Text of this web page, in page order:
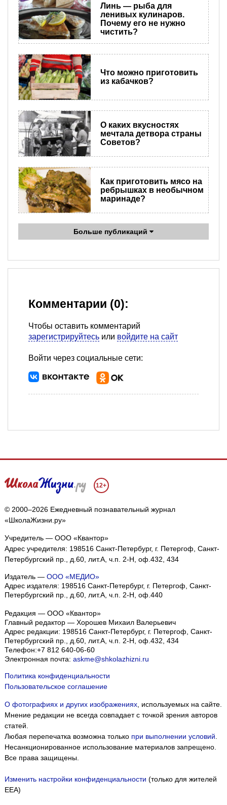
Линь — рыба для
ленивых кулинаров.
Почему его не нужно
чистить?
Что можно приготовить
из кабачков?
О каких вкусностях
мечтала детвора страны
Советов?
Как приготовить мясо на
ребрышках в необычном
маринаде?
Больше публикаций
Комментарии (0):
Чтобы оставить комментарий
зарегистрируйтесь или войдите на сайт
Войти через социальные сети:
12+
© 2000–2026 Ежедневный познавательный журнал
«ШколаЖизни.ру»
Учредитель — ООО «Квантор»
Адрес учредителя: 198516 Санкт-Петербург, г. Петергоф, Санкт-
Петербургский пр., д.60, лит.А, ч.п. 2-Н, оф.432, 434
Издатель — ООО «МЕДИО»
Адрес издателя: 198516 Санкт-Петербург, г. Петергоф, Санкт-
Петербургский пр., д.60, лит.А, ч.п. 2-Н, оф.440
Редакция — ООО «Квантор»
Главный редактор — Хорошев Михаил Валерьевич
Адрес редакции: 198516 Санкт-Петербург, г. Петергоф Санкт-
Петербургский пр., д.60, лит.А, ч.п. 2-Н, оф.432, 434
Телефон:+7 812 640-06-60
Электронная почта: askme@shkolazhizni.ru
Политика конфиденциальности
Пользовательское соглашение
О фотографиях и других изображениях, используемых на сайте.
Мнение редакции не всегда совпадает с точкой зрения авторов
статей.
Любая перепечатка возможна только при выполнении условий
Несанкционированное использование материалов запрещено.
Все права защищены.
Изменить настройки конфиденциальности (только для жителей
EEA)